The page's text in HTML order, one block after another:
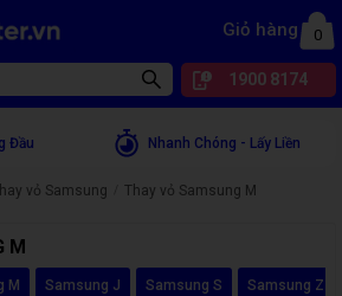
Giỏ hàng 0
1900 8174
Đầu Nhanh Chóng - Lấy Liền
vỏ Samsung Thay vỏ Samsung M
M
M Samsung J Samsung S Samsung Z